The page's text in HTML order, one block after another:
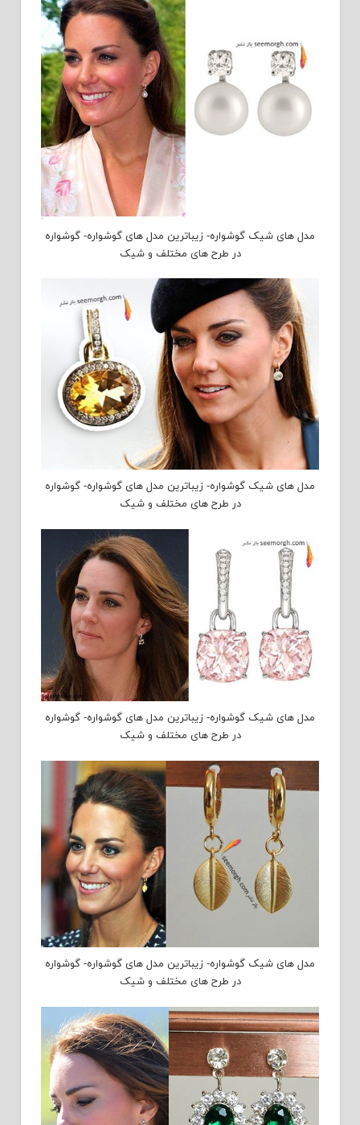
مدل های شیک گوشواره- زیباترین مدل های گوشواره- گوشواره
در طرح های مختلف و شیک
مدل های شیک گوشواره- زیباترین مدل های گوشواره- گوشواره
در طرح های مختلف و شیک
مدل های شیک گوشواره- زیباترین مدل های گوشواره- گوشواره
در طرح های مختلف و شیک
مدل های شیک گوشواره- زیباترین مدل های گوشواره- گوشواره
در طرح های مختلف و شیک